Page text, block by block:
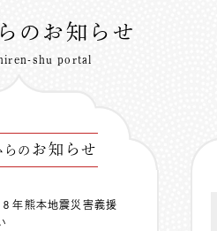
のお知らせ
shu portal
らの お知らせ
８年熊本地震災害義援